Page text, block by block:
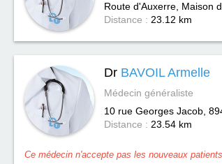
Route d'Auxerre, Maison
Distance : 23.12 km
Dr BAVOIL Armelle
Médecin généraliste
10 rue Georges Jacob,
Distance : 23.54 km
Ce médecin n'accepte pas les nouveaux